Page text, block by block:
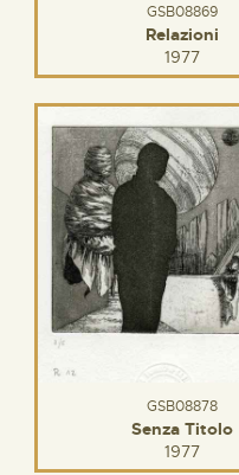
GSB08869
Relazioni
1977
GSB08878
Senza Titolo
1977